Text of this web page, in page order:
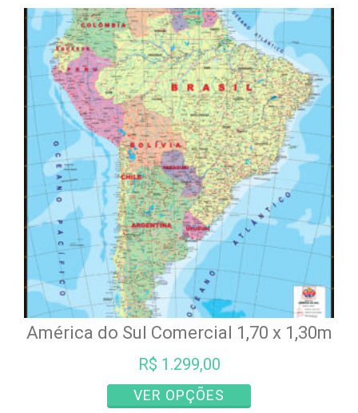
várias
variantes.
As
opções
podem
ser
escolhidas
na
página
do
produto
América do Sul Comercial 1,70 x 1,30m
R$ 1.299,00
VER OPÇÕES